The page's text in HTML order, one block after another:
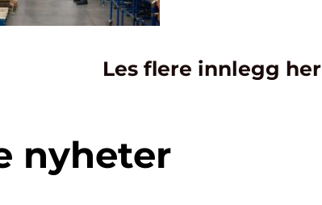
Les flere innlegg her
nyheter